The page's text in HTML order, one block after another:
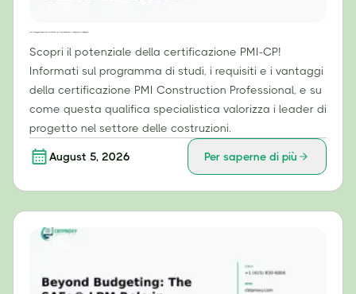
Scopri il potenziale della certificazione PMI-CP!
Informati sul programma di studi, i requisiti e i vantaggi
della certificazione PMI Construction Professional, e su
come questa qualifica specialistica valorizza i leader di
progetto nel settore delle costruzioni.
August 5, 2026 Per saperne di più